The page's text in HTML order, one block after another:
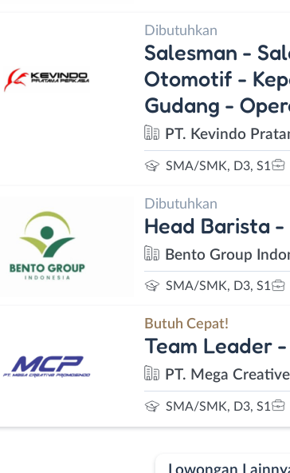
Dibutuhkan
Salesman -
Otomotif -
Gudang -
PT. Kevindo
SMA/SMK, D3, S1
Dibutuhkan
Head Barista
Bento Group
SMA/SMK, D3, S1
Butuh Cepat!
Team Leader
PT. Mega
SMA/SMK, D3, S1